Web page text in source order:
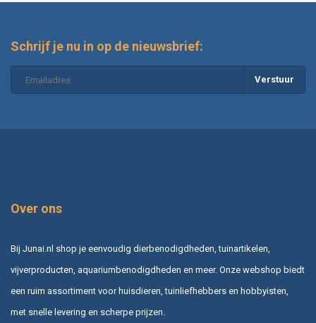
Schrijf je nu in op de nieuwsbrief:
Verstuur
Over ons
Bij Junai.nl shop je eenvoudig dierbenodigdheden, tuinartikelen,
vijverproducten, aquariumbenodigdheden en meer. Onze webshop biedt
een ruim assortiment voor huisdieren, tuinliefhebbers en hobbyisten,
met snelle levering en scherpe prijzen.